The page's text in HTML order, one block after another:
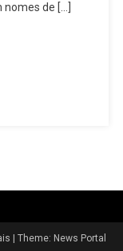
de […]
Theme: News Portal